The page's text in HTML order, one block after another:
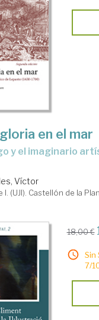
en el mar
Víctor
I. (UJI). Castellón de la
18,00 €
Sin
7/